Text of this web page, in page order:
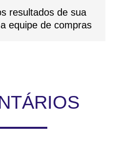
resultados de sua
equipe de compras